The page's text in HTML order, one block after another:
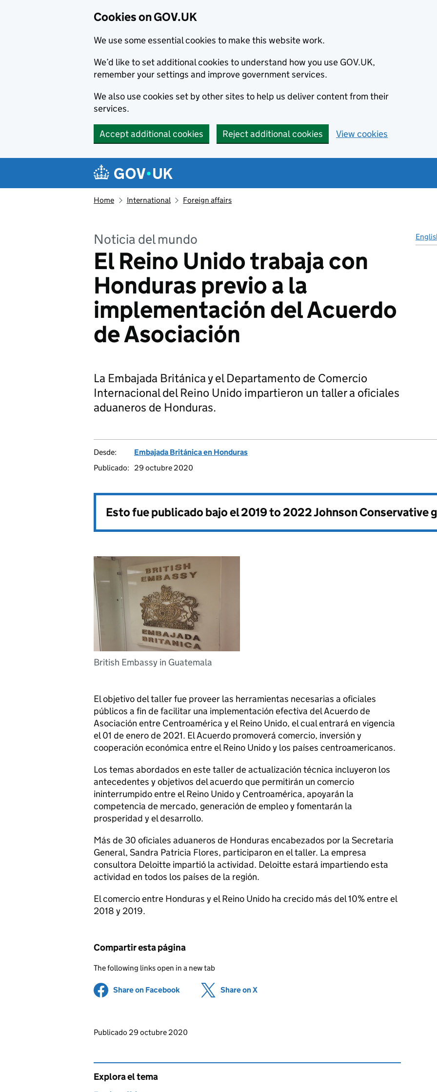
Cookies on GOV.UK
We use some essential cookies to make this website work.
We’d like to set additional cookies to understand how you use GOV.UK,
remember your settings and improve government services.
We also use cookies set by other sites to help us deliver content from their
services.
Accept additional cookies Reject additional cookies View cookies
Navigation menu
Home International Foreign affairs
Noticia del mundo
El Reino Unido trabaja con
Honduras previo a la
implementación del Acuerdo
de Asociación
La Embajada Británica y el Departamento de Comercio
Internacional del Reino Unido impartieron un taller a oficiales
aduaneros de Honduras.
Desde:
Embajada Británica en Honduras
Publicado:
29 octubre 2020
Esto fue publicado bajo el2019 to 2022 Johnson Conservative
British Embassy in Guatemala
El objetivo del taller fue proveer las herramientas necesarias a oficiales
públicos a fin de facilitar una implementación efectiva del Acuerdo de
Asociación entre Centroamérica y el Reino Unido, el cual entrará en vigencia
el 01 de enero de 2021. El Acuerdo promoverá comercio, inversión y
cooperación económica entre el Reino Unido y los países centroamericanos.
Los temas abordados en este taller de actualización técnica incluyeron los
antecedentes y objetivos del acuerdo que permitirán un comercio
ininterrumpido entre el Reino Unido y Centroamérica, apoyarán la
competencia de mercado, generación de empleo y fomentarán la
prosperidad y el desarrollo.
Más de 30 oficiales aduaneros de Honduras encabezados por la Secretaria
General, Sandra Patricia Flores, participaron en el taller. La empresa
consultora Deloitte impartió la actividad. Deloitte estará impartiendo esta
actividad en todos los países de la región.
El comercio entre Honduras y el Reino Unido ha crecido más del 10% entre el
2018 y 2019.
Compartir esta página
The following links open in a new tab
Share on Facebook (opens in new tab)
Share on X
Updates to this page
Publicado 29 octubre 2020
Explora el tema